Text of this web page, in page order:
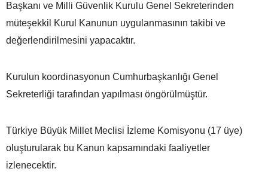
Başkanı ve Milli Güvenlik Kurulu Genel Sekreterinden
müteşekkil Kurul Kanunun uygulanmasının takibi ve
değerlendirilmesini yapacaktır.
Kurulun koordinasyonun Cumhurbaşkanlığı Genel
Sekreterliği tarafından yapılması öngörülmüştür.
Türkiye Büyük Millet Meclisi İzleme Komisyonu (17 üye)
oluşturularak bu Kanun kapsamındaki faaliyetler
izlenecektir.